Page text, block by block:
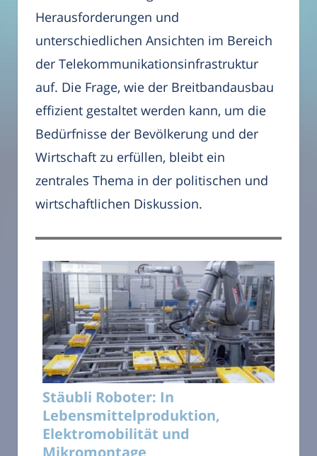
Herausforderungen und
unterschiedlichen Ansichten im Bereich
der Telekommunikationsinfrastruktur
auf. Die Frage, wie der Breitbandausbau
effizient gestaltet werden kann, um die
Bedürfnisse der Bevölkerung und der
Wirtschaft zu erfüllen, bleibt ein
zentrales Thema in der politischen und
wirtschaftlichen Diskussion.
Stäubli Roboter: In
Lebensmittelproduktion,
Elektromobilität und
Mikromontage